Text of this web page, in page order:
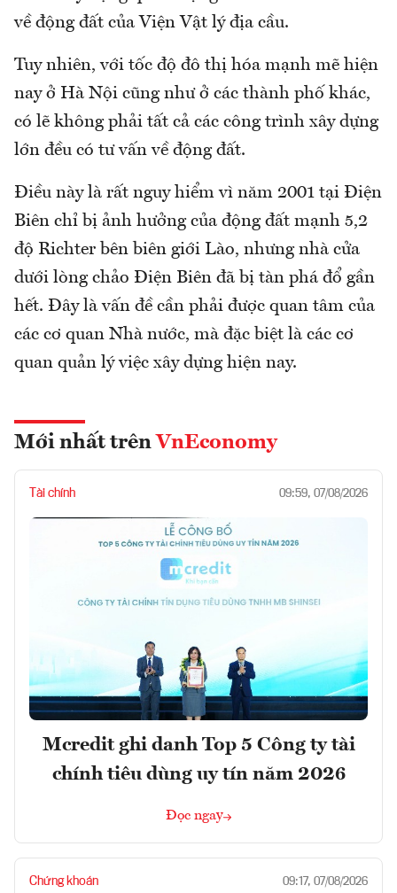
về động đất của Viện Vật lý địa cầu.
Tuy nhiên, với tốc độ đô thị hóa mạnh mẽ hiện
nay ở Hà Nội cũng như ở các thành phố khác,
có lẽ không phải tất cả các công trình xây dựng
lớn đều có tư vấn về động đất.
Điều này là rất nguy hiểm vì năm 2001 tại Điện
Biên chỉ bị ảnh hưởng của động đất mạnh 5,2
độ Richter bên biên giới Lào, nhưng nhà cửa
dưới lòng chảo Điện Biên đã bị tàn phá đổ gần
hết. Đây là vấn đề cần phải được quan tâm của
các cơ quan Nhà nước, mà đặc biệt là các cơ
quan quản lý việc xây dựng hiện nay.
Mới nhất trên VnEconomy
Tài chính 09:59, 07/08/2026
Mcredit ghi danh Top 5 Công ty tài
chính tiêu dùng uy tín năm 2026
Đọc ngay
Chứng khoán 09:17, 07/08/2026